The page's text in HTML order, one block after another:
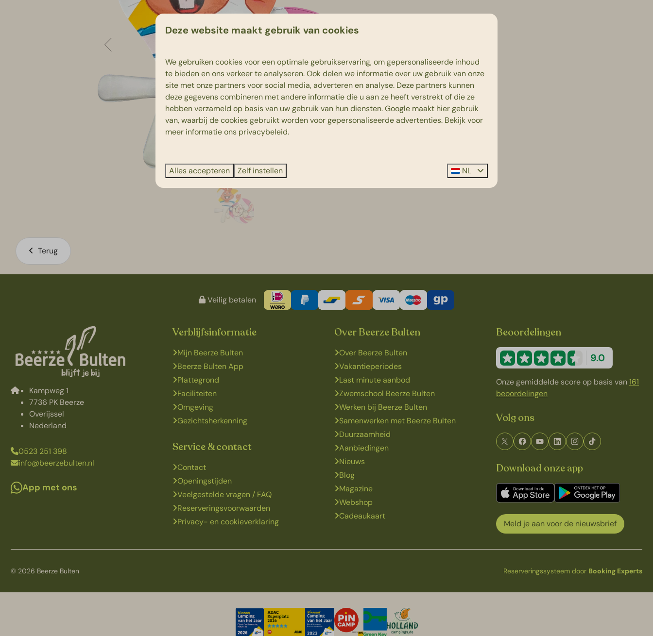
Terug
Veilig betalen
Kampweg 1
7736 PK Beerze
Overijssel
Nederland
0523 251 398
info@beerzebulten.nl
App met ons
Verblijfsinformatie
Mijn Beerze Bulten
Beerze Bulten App
Plattegrond
Faciliteiten
Omgeving
Gezichtsherkenning
Service & contact
Contact
Openingstijden
Veelgestelde vragen / FAQ
Reserveringsvoorwaarden
Privacy- en cookieverklaring
Over Beerze Bulten
Over Beerze Bulten
Vakantieperiodes
Last minute aanbod
Zwemschool Beerze Bulten
Werken bij Beerze Bulten
Samenwerken met Beerze Bulten
Duurzaamheid
Aanbiedingen
Nieuws
Blog
Magazine
Webshop
Cadeaukaart
Beoordelingen
9.0
Onze gemiddelde score op basis van161
beoordelingen
Volg ons
Download onze app
Meld je aan voor de nieuwsbrief
© 2026 Beerze Bulten Reserveringssysteem door Booking Experts
Deze website maakt gebruik van cookies
We gebruiken cookies voor een optimale gebruikservaring, om gepersonaliseerde inhoud
te bieden en ons verkeer te analyseren. Ook delen we informatie over uw gebruik van onze
site met onze partners voor social media, adverteren en analyse. Deze partners kunnen
deze gegevens combineren met andere informatie die u aan ze heeft verstrekt of die ze
hebben verzameld op basis van uw gebruik van hun diensten.Google maakt hier gebruik
van, waarbij de cookies gebruikt worden voor gepersonaliseerde advertenties. Bekijk voor
meer informatie ons privacybeleid.
Alles accepteren Zelf instellen NL